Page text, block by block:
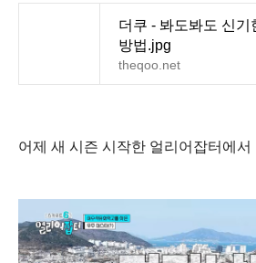
더쿠 - 봐도봐도 신기
방법.jpg
theqoo.net
어제 새 시즌 시작한 얼리어잡터에서